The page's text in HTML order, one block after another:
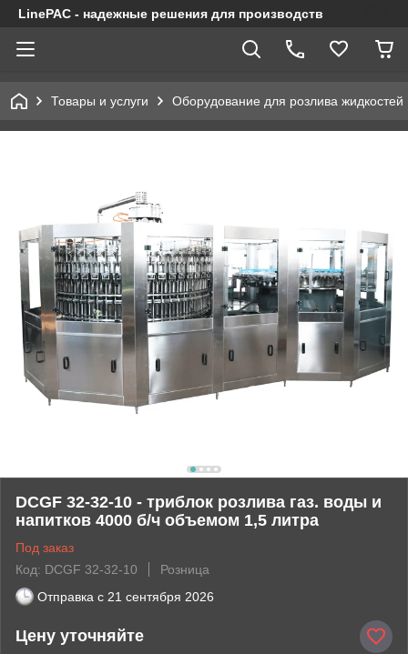
LinePAC - надежные решения для производств
Товары и услуги Оборудование для розлива жидкостей
DСGF 32-32-10 - триблок розлива газ. воды и
напитков 4000 б/ч объемом 1,5 литра
Под заказ
Код: DСGF 32-32-10
Розница
Отправка с 21 сентября 2026
Цену уточняйте